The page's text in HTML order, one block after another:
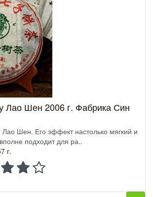
Лао Шен 2006 г. Фабрика Син
Шен. Его эффект настолько мягкий и
подходит для ра..
г.